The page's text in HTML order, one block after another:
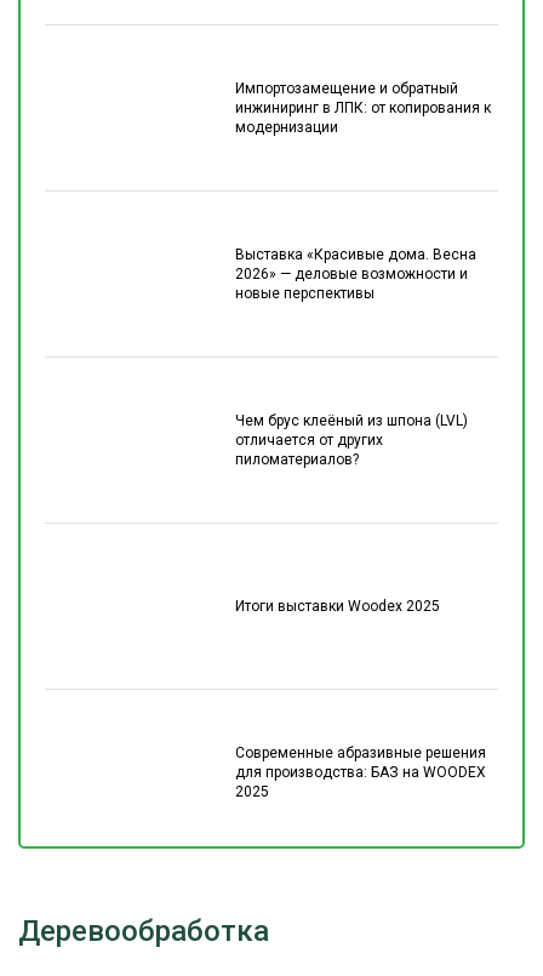
Импортозамещение и обратный
инжиниринг в ЛПК: от копирования к
модернизации
Выставка «Красивые дома. Весна
2026» — деловые возможности и
новые перспективы
Чем брус клеёный из шпона (LVL)
отличается от других
пиломатериалов?
Итоги выставки Woodex 2025
Современные абразивные решения
для производства: БАЗ на WOODEX
2025
Деревообработка